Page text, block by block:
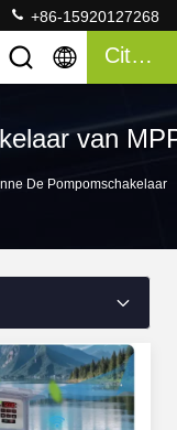
+86-15920127268
Citaat
van
De Pompomschakelaar